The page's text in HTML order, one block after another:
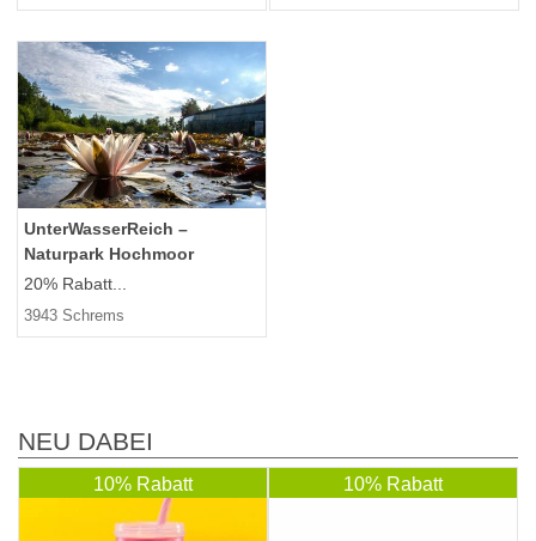
UnterWasserReich –
Naturpark Hochmoor
20% Rabatt...
3943 Schrems
NEU DABEI
10% Rabatt 10% Rabatt